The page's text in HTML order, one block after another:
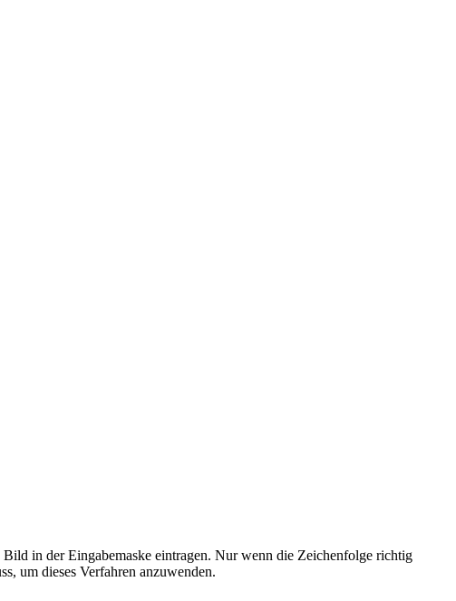
in der Eingabemaske eintragen. Nur wenn die Zeichenfolge richtig
um dieses Verfahren anzuwenden.